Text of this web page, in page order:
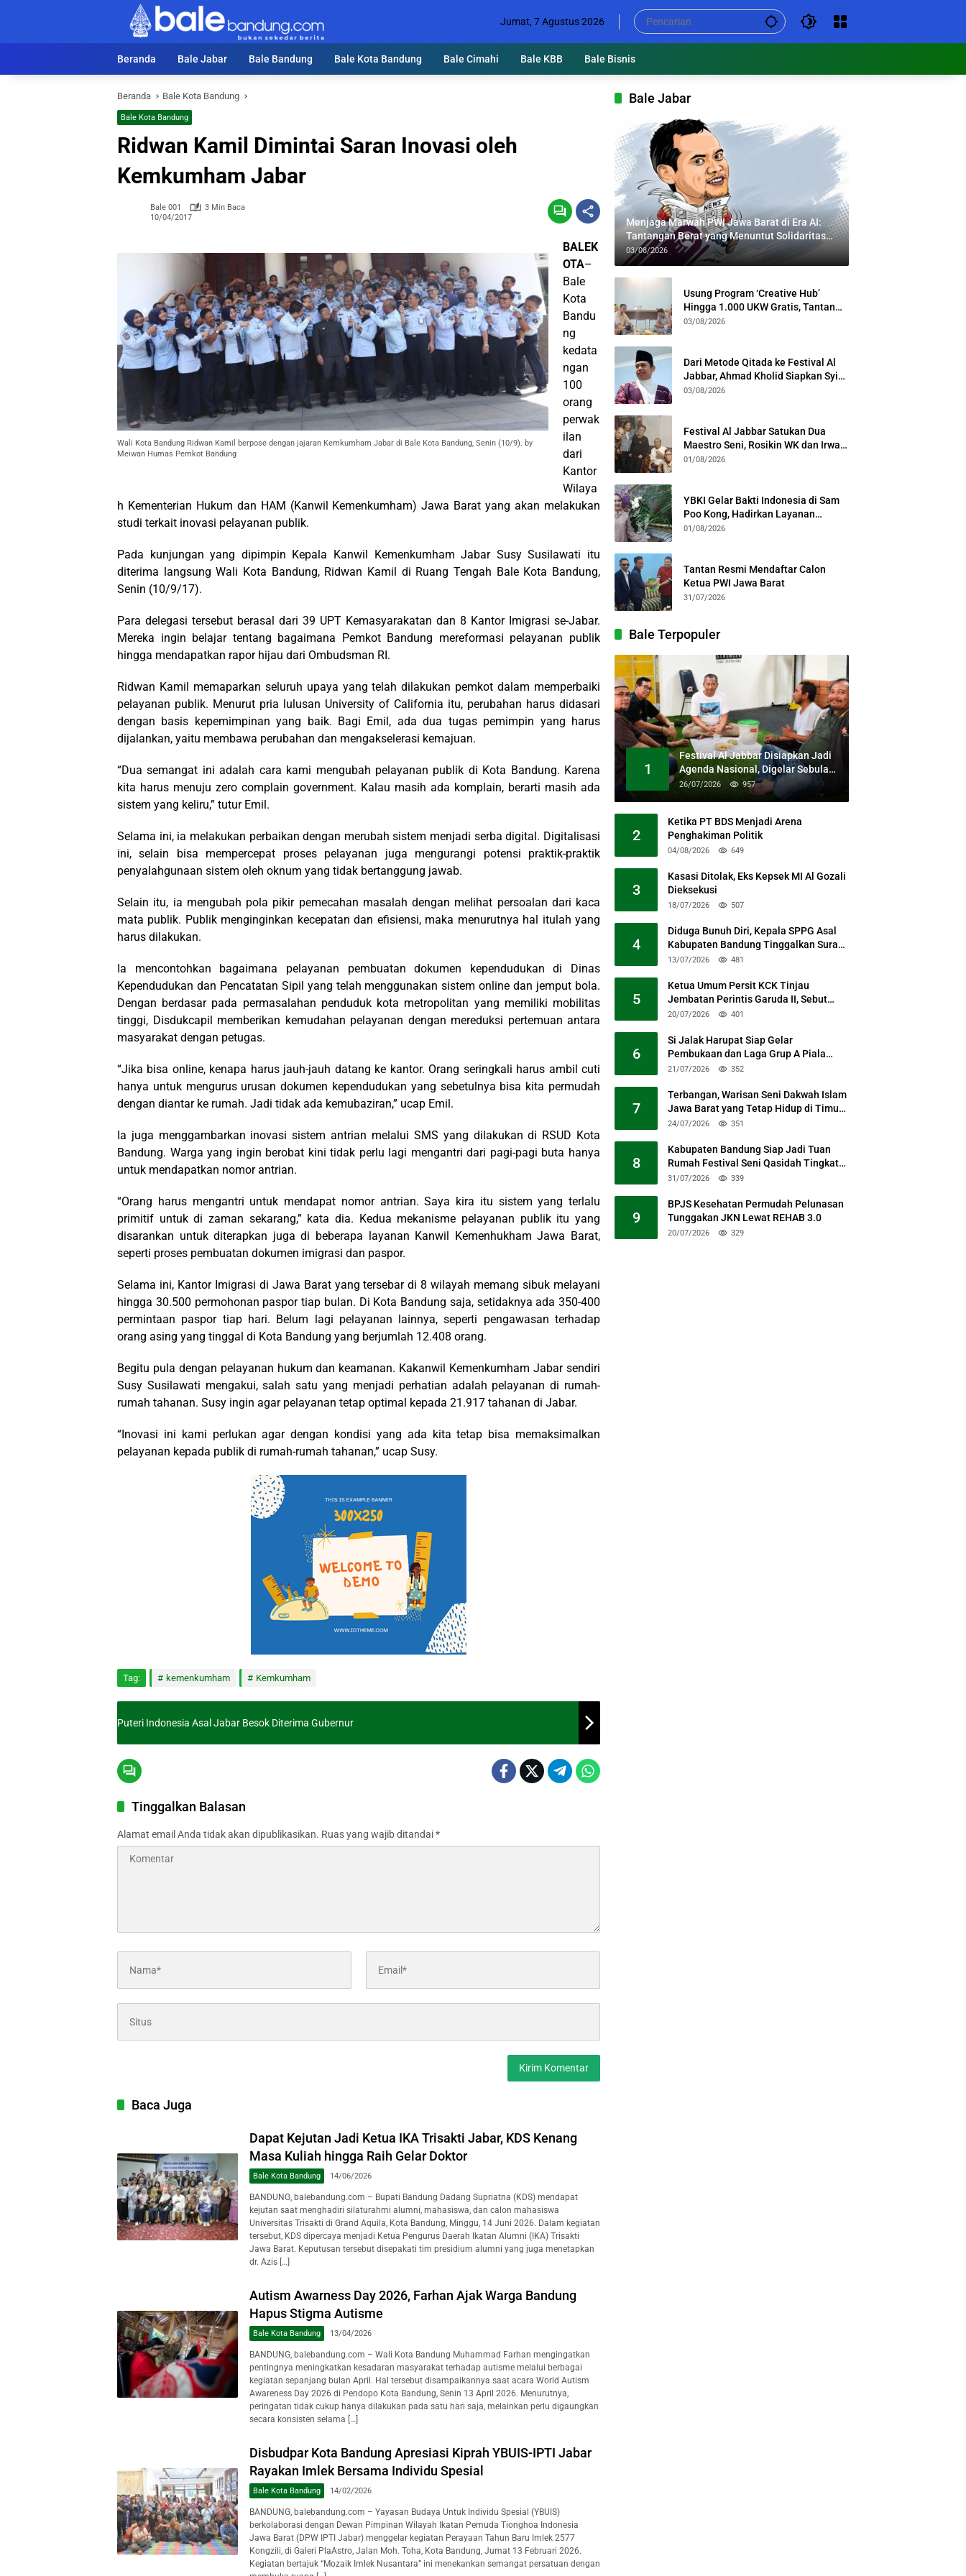
Jumat, 7 Agustus 2026
Beranda Bale Jabar Bale Bandung Bale Kota Bandung Bale Cimahi Bale KBB Bale Bisnis
Beranda Bale Kota Bandung
Bale Kota Bandung
Ridwan Kamil Dimintai Saran Inovasi oleh
Kemkumham Jabar
Bale 001
3 Min Baca
10/04/2017
Wali Kota Bandung Ridwan Kamil berpose dengan jajaran Kemkumham Jabar di Bale Kota Bandung, Senin (10/9). by
Meiwan Humas Pemkot Bandung
BALEK
OTA–
Bale
Kota
Bandu
ng
kedata
ngan
100
orang
perwak
ilan
dari
Kantor
Wilaya
h Kementerian Hukum dan HAM (Kanwil Kemenkumham) Jawa Barat yang akan melakukan
studi terkait inovasi pelayanan publik.
Pada kunjungan yang dipimpin Kepala Kanwil Kemenkumham Jabar Susy Susilawati itu
diterima langsung Wali Kota Bandung, Ridwan Kamil di Ruang Tengah Bale Kota Bandung,
Senin (10/9/17).
Para delegasi tersebut berasal dari 39 UPT Kemasyarakatan dan 8 Kantor Imigrasi se-Jabar.
Mereka ingin belajar tentang bagaimana Pemkot Bandung mereformasi pelayanan publik
hingga mendapatkan rapor hijau dari Ombudsman RI.
Ridwan Kamil memaparkan seluruh upaya yang telah dilakukan pemkot dalam memperbaiki
pelayanan publik. Menurut pria lulusan University of California itu, perubahan harus didasari
dengan basis kepemimpinan yang baik. Bagi Emil, ada dua tugas pemimpin yang harus
dijalankan, yaitu membawa perubahan dan mengakselerasi kemajuan.
“Dua semangat ini adalah cara kami mengubah pelayanan publik di Kota Bandung. Karena
kita harus menuju zero complain government. Kalau masih ada komplain, berarti masih ada
sistem yang keliru,” tutur Emil.
Selama ini, ia melakukan perbaikan dengan merubah sistem menjadi serba digital. Digitalisasi
ini, selain bisa mempercepat proses pelayanan juga mengurangi potensi praktik-praktik
penyalahgunaan sistem oleh oknum yang tidak bertanggung jawab.
Selain itu, ia mengubah pola pikir pemecahan masalah dengan melihat persoalan dari kaca
mata publik. Publik menginginkan kecepatan dan efisiensi, maka menurutnya hal itulah yang
harus dilakukan.
Ia mencontohkan bagaimana pelayanan pembuatan dokumen kependudukan di Dinas
Kependudukan dan Pencatatan Sipil yang telah menggunakan sistem online dan jemput bola.
Dengan berdasar pada permasalahan penduduk kota metropolitan yang memiliki mobilitas
tinggi, Disdukcapil memberikan kemudahan pelayanan dengan mereduksi pertemuan antara
masyarakat dengan petugas.
“Jika bisa online, kenapa harus jauh-jauh datang ke kantor. Orang seringkali harus ambil cuti
hanya untuk mengurus urusan dokumen kependudukan yang sebetulnya bisa kita permudah
dengan diantar ke rumah. Jadi tidak ada kemubaziran,” ucap Emil.
Ia juga menggambarkan inovasi sistem antrian melalui SMS yang dilakukan di RSUD Kota
Bandung. Warga yang ingin berobat kini tidak perlu lagi mengantri dari pagi-pagi buta hanya
untuk mendapatkan nomor antrian.
“Orang harus mengantri untuk mendapat nomor antrian. Saya kira itu sistem yang terlalu
primitif untuk di zaman sekarang,” kata dia. Kedua mekanisme pelayanan publik itu yang
disarankan untuk diterapkan juga di beberapa layanan Kanwil Kemenhukham Jawa Barat,
seperti proses pembuatan dokumen imigrasi dan paspor.
Selama ini, Kantor Imigrasi di Jawa Barat yang tersebar di 8 wilayah memang sibuk melayani
hingga 30.500 permohonan paspor tiap bulan. Di Kota Bandung saja, setidaknya ada 350-400
permintaan paspor tiap hari. Belum lagi pelayanan lainnya, seperti pengawasan terhadap
orang asing yang tinggal di Kota Bandung yang berjumlah 12.408 orang.
Begitu pula dengan pelayanan hukum dan keamanan. Kakanwil Kemenkumham Jabar sendiri
Susy Susilawati mengakui, salah satu yang menjadi perhatian adalah pelayanan di rumah-
rumah tahanan. Susy ingin agar pelayanan tetap optimal kepada 21.917 tahanan di Jabar.
“Inovasi ini kami perlukan agar dengan kondisi yang ada kita tetap bisa memaksimalkan
pelayanan kepada publik di rumah-rumah tahanan,” ucap Susy.
Tag: kemenkumham Kemkumham
Puteri Indonesia Asal Jabar Besok Diterima Gubernur
Tinggalkan Balasan
Alamat email Anda tidak akan dipublikasikan. Ruas yang wajib ditandai*
Baca Juga
Dapat Kejutan Jadi Ketua IKA Trisakti Jabar, KDS Kenang
Masa Kuliah hingga Raih Gelar Doktor
Bale Kota Bandung 14/06/2026
BANDUNG, balebandung.com – Bupati Bandung Dadang Supriatna (KDS) mendapat
kejutan saat menghadiri silaturahmi alumni, mahasiswa, dan calon mahasiswa
Universitas Trisakti di Grand Aquila, Kota Bandung, Minggu, 14 Juni 2026. Dalam kegiatan
tersebut, KDS dipercaya menjadi Ketua Pengurus Daerah Ikatan Alumni (IKA) Trisakti
Jawa Barat. Keputusan tersebut disepakati tim presidium alumni yang juga menetapkan
dr. Azis […]
Autism Awarness Day 2026, Farhan Ajak Warga Bandung
Hapus Stigma Autisme
Bale Kota Bandung 13/04/2026
BANDUNG, balebandung.com – Wali Kota Bandung Muhammad Farhan mengingatkan
pentingnya meningkatkan kesadaran masyarakat terhadap autisme melalui berbagai
kegiatan sepanjang bulan April. Hal tersebut disampaikannya saat acara World Autism
Awareness Day 2026 di Pendopo Kota Bandung, Senin 13 April 2026. Menurutnya,
peringatan tidak cukup hanya dilakukan pada satu hari saja, melainkan perlu digaungkan
secara konsisten selama […]
Disbudpar Kota Bandung Apresiasi Kiprah YBUIS-IPTI Jabar
Rayakan Imlek Bersama Individu Spesial
Bale Kota Bandung 14/02/2026
BANDUNG, balebandung.com – Yayasan Budaya Untuk Individu Spesial (YBUIS)
berkolaborasi dengan Dewan Pimpinan Wilayah Ikatan Pemuda Tionghoa Indonesia
Jawa Barat (DPW IPTI Jabar) menggelar kegiatan Perayaan Tahun Baru Imlek 2577
Kongzili, di Galeri PlaAstro, Jalan Moh. Toha, Kota Bandung, Jumat 13 Februari 2026.
Kegiatan bertajuk “Mozaik Imlek Nusantara” ini menekankan semangat persatuan dengan
Bale Jabar
Menjaga Marwah PWI Jawa Barat di Era AI:
Tantangan Berat yang Menuntut Solidaritas
Lintas Generasi
03/08/2026
Usung Program ‘Creative Hub’
Hingga 1.000 UKW Gratis, Tantan
Sulthon Paparkan Visi PWI Jabar di
03/08/2026
Dari Metode Qitada ke Festival Al
Jabbar, Ahmad Kholid Siapkan Syiar
Al-Qur’an Lewat Nada
03/08/2026
Festival Al Jabbar Satukan Dua
Maestro Seni, Rosikin WK dan Irwan
Guntari Garap Pertunjukan Kolosal
01/08/2026
YBKI Gelar Bakti Indonesia di Sam
Poo Kong, Hadirkan Layanan
Kesehatan Gratis dan Dialog
01/08/2026
Tantan Resmi Mendaftar Calon
Ketua PWI Jawa Barat
31/07/2026
Bale Terpopuler
1
Festival Al Jabbar Disiapkan Jadi
Agenda Nasional, Digelar Sebulan
Penuh di Kawasan Masjid Raya Al
26/07/2026 957
2
Ketika PT BDS Menjadi Arena
Penghakiman Politik
04/08/2026 649
3
Kasasi Ditolak, Eks Kepsek MI Al Gozali
Dieksekusi
18/07/2026 507
4
Diduga Bunuh Diri, Kepala SPPG Asal
Kabupaten Bandung Tinggalkan Surat
Permohonan Maaf
13/07/2026 481
5
Ketua Umum Persit KCK Tinjau
Jembatan Perintis Garuda II, Sebut
Simbol Kebersamaan TNI dan Rakyat
20/07/2026 401
6
Si Jalak Harupat Siap Gelar
Pembukaan dan Laga Grup A Piala
Presiden 2026 Sabtu Mendatang
21/07/2026 352
7
Terbangan, Warisan Seni Dakwah Islam
Jawa Barat yang Tetap Hidup di Timur
Kabupaten Bandung
24/07/2026 351
8
Kabupaten Bandung Siap Jadi Tuan
Rumah Festival Seni Qasidah Tingkat
Nasional
31/07/2026 339
9
BPJS Kesehatan Permudah Pelunasan
Tunggakan JKN Lewat REHAB 3.0
20/07/2026 329